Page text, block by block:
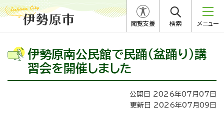
閲覧支援 検索 メニュー
伊勢原南公民館で民踊（盆踊り）講
習会を開催しました
公開日 2026年07月07日
更新日 2026年07月09日